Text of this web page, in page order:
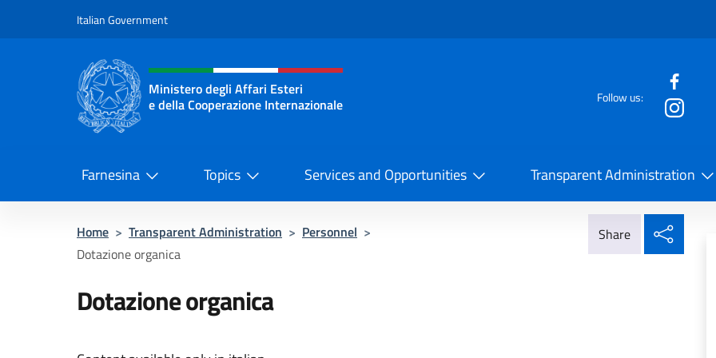
Italian Government
Header, social and menu of the website
Ministero degli Affari Esteri
e della Cooperazione Internazionale
Follow us:
Farnesina Topics Services and Opportunities Transparent Administration
Home > Transparent Administration > Personnel >
Dotazione organica
Share
Dotazione organica